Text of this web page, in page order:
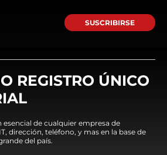
SUSCRIBIRSE
REGISTRO ÚNICO
esencial de cualquier empresa de
dirección, teléfono, y mas en la base de
del país.